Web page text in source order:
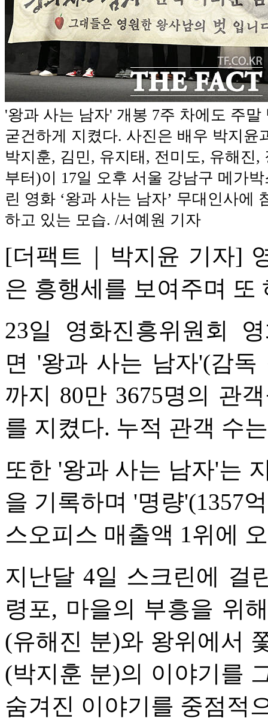
'왕과 사는 남자' 개봉 7주 차에도 주말
굳건하게 지켰다. 사진은 배우 박지윤
박지훈, 김민, 유지태, 전미도, 유해진,
부터)이 17일 오후 서울 강남구 메가
린 영화 ‘왕과 사는 남자’ 무대인사에
하고 있는 모습. /서예원 기자
[더팩트｜박지윤 기자]
은 흥행세를 보여주며 또
23일 영화진흥위원회
면 '왕과 사는 남자'(감
까지 80만 3675명의 관
를 지켰다. 누적 관객 수
또한 '왕과 사는 남자'는
을 기록하며 '명량'(1357
스오피스 매출액 1위에
지난달 4일 스크린에 걸
령포, 마을의 부흥을 위
(유해진 분)와 왕위에서
(박지훈 분)의 이야기를
숨겨진 이야기를 중점적